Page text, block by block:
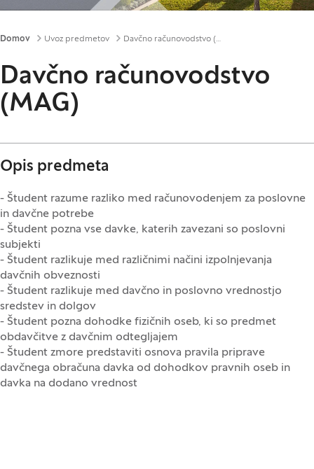
Drobtinice
Domov Uvoz predmetov Davčno računovodstvo (MAG)
Davčno računovodstvo
(MAG)
Opis predmeta
- Študent razume razliko med računovodenjem za poslovne
in davčne potrebe
- Študent pozna vse davke, katerih zavezani so poslovni
subjekti
- Študent razlikuje med različnimi načini izpolnjevanja
davčnih obveznosti
- Študent razlikuje med davčno in poslovno vrednostjo
sredstev in dolgov
- Študent pozna dohodke fizičnih oseb, ki so predmet
obdavčitve z davčnim odtegljajem
- Študent zmore predstaviti osnova pravila priprave
davčnega obračuna davka od dohodkov pravnih oseb in
davka na dodano vrednost